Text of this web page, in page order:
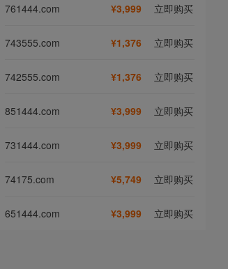
761444.com ¥3,999 立即购买
743555.com ¥1,376 立即购买
742555.com ¥1,376 立即购买
851444.com ¥3,999 立即购买
731444.com ¥3,999 立即购买
74175.com ¥5,749 立即购买
651444.com ¥3,999 立即购买